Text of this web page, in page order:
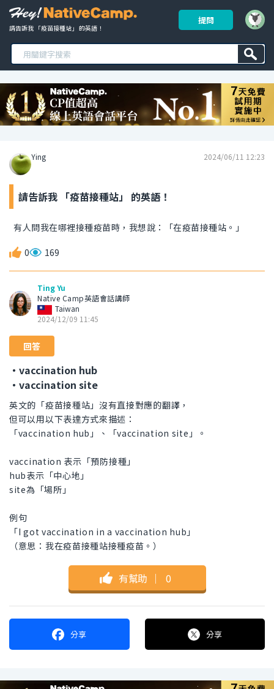
請告訴我 「疫苗接種站」 的英語！
提問
Ying 2024/06/11 12:23
請告訴我 「疫苗接種站」 的英語！
有人問我在哪裡接種疫苗時，我想說：「在疫苗接種站。」
0 169
Ting Yu
Native Camp英語會話講師
Taiwan
2024/12/09 11:45
回答
・vaccination hub
・vaccination site
英文的「疫苗接種站」沒有直接對應的翻譯，
但可以用以下表達方式來描述：
「vaccination hub」、「vaccination site」。
vaccination 表示「預防接種」
hub表示「中心地」
site為「場所」
例句
「I got vaccination in a vaccination hub」
（意思：我在疫苗接種站接種疫苗。）
有幫助 ｜ 0
分享 分享